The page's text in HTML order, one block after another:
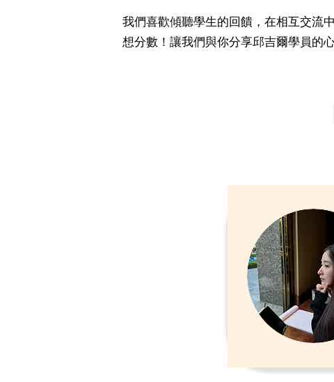
我們喜歡傾聽學生的回饋，在相互交流
想分數！讓我們與你分享邱吉爾學員的